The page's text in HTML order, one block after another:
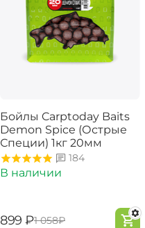
Бойлы Carptoday Baits
Demon Spice (Острые
Специи) 1кг 20мм
184
В наличии
‍899‍ ₽‍1 058‍₽